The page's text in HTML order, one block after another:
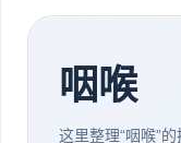
咽喉
这里整理“咽喉”